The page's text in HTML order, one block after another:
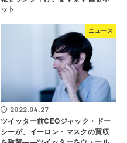
ット
ニュース
2022.04.27
ツイッター前CEOジャック・ドー
シーが、イーロン・マスクの買収